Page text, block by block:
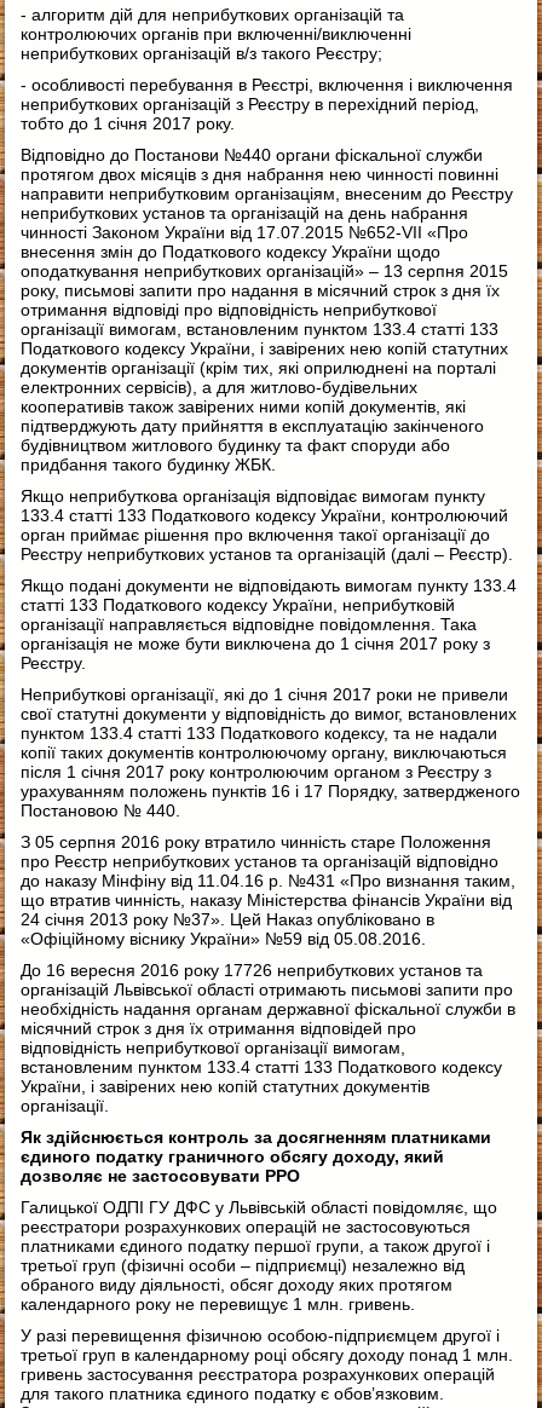
- алгоритм дій для неприбуткових організацій та
контролюючих органів при включенні/виключенні
неприбуткових організацій в/з такого Реєстру;
- особливості перебування в Реєстрі, включення і виключення
неприбуткових організацій з Реєстру в перехідний період,
тобто до 1 січня 2017 року.
Відповідно до Постанови №440 органи фіскальної служби
протягом двох місяців з дня набрання нею чинності повинні
направити неприбутковим організаціям, внесеним до Реєстру
неприбуткових установ та організацій на день набрання
чинності Законом України від 17.07.2015 №652-VII «Про
внесення змін до Податкового кодексу України щодо
оподаткування неприбуткових організацій» – 13 серпня 2015
року, письмові запити про надання в місячний строк з дня їх
отримання відповіді про відповідність неприбуткової
організації вимогам, встановленим пунктом 133.4 статті 133
Податкового кодексу України, і завірених нею копій статутних
документів організації (крім тих, які оприлюднені на порталі
електронних сервісів), а для житлово-будівельних
кооперативів також завірених ними копій документів, які
підтверджують дату прийняття в експлуатацію закінченого
будівництвом житлового будинку та факт споруди або
придбання такого будинку ЖБК.
Якщо неприбуткова організація відповідає вимогам пункту
133.4 статті 133 Податкового кодексу України, контролюючий
орган приймає рішення про включення такої організації до
Реєстру неприбуткових установ та організацій (далі – Реєстр).
Якщо подані документи не відповідають вимогам пункту 133.4
статті 133 Податкового кодексу України, неприбутковій
організації направляється відповідне повідомлення. Така
організація не може бути виключена до 1 січня 2017 року з
Реєстру.
Неприбуткові організації, які до 1 січня 2017 роки не привели
свої статутні документи у відповідність до вимог, встановлених
пунктом 133.4 статті 133 Податкового кодексу, та не надали
копії таких документів контролюючому органу, виключаються
після 1 січня 2017 року контролюючим органом з Реєстру з
урахуванням положень пунктів 16 і 17 Порядку, затвердженого
Постановою № 440.
З 05 серпня 2016 року втратило чинність старе Положення
про Реєстр неприбуткових установ та організацій відповідно
до наказу Мінфіну від 11.04.16 р. №431 «Про визнання таким,
що втратив чинність, наказу Міністерства фінансів України від
24 січня 2013 року №37». Цей Наказ опубліковано в
«Офіційному віснику України» №59 від 05.08.2016.
До 16 вересня 2016 року 17726 неприбуткових установ та
організацій Львівської області отримають письмові запити про
необхідність надання органам державної фіскальної служби в
місячний строк з дня їх отримання відповідей про
відповідність неприбуткової організації вимогам,
встановленим пунктом 133.4 статті 133 Податкового кодексу
України, і завірених нею копій статутних документів
організації.
Як здійснюється контроль за досягненням платниками
єдиного податку граничного обсягу доходу, який
дозволяє не застосовувати РРО
Галицької ОДПІ ГУ ДФС у Львівській області повідомляє, що
реєстратори розрахункових операцій не застосовуються
платниками єдиного податку першої групи, а також другої і
третьої груп (фізичні особи – підприємці) незалежно від
обраного виду діяльності, обсяг доходу яких протягом
календарного року не перевищує 1 млн. гривень.
У разі перевищення фізичною особою-підприємцем другої і
третьої груп в календарному році обсягу доходу понад 1 млн.
гривень застосування реєстратора розрахункових операцій
для такого платника єдиного податку є обов’язковим.